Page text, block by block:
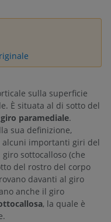
sulla superficie
È situata al di sotto del
giro paramediale.
sua definizione,
alcuni importanti giri del
sottocalloso (che
del rostro del corpo
davanti al giro
anche il giro
, la quale è